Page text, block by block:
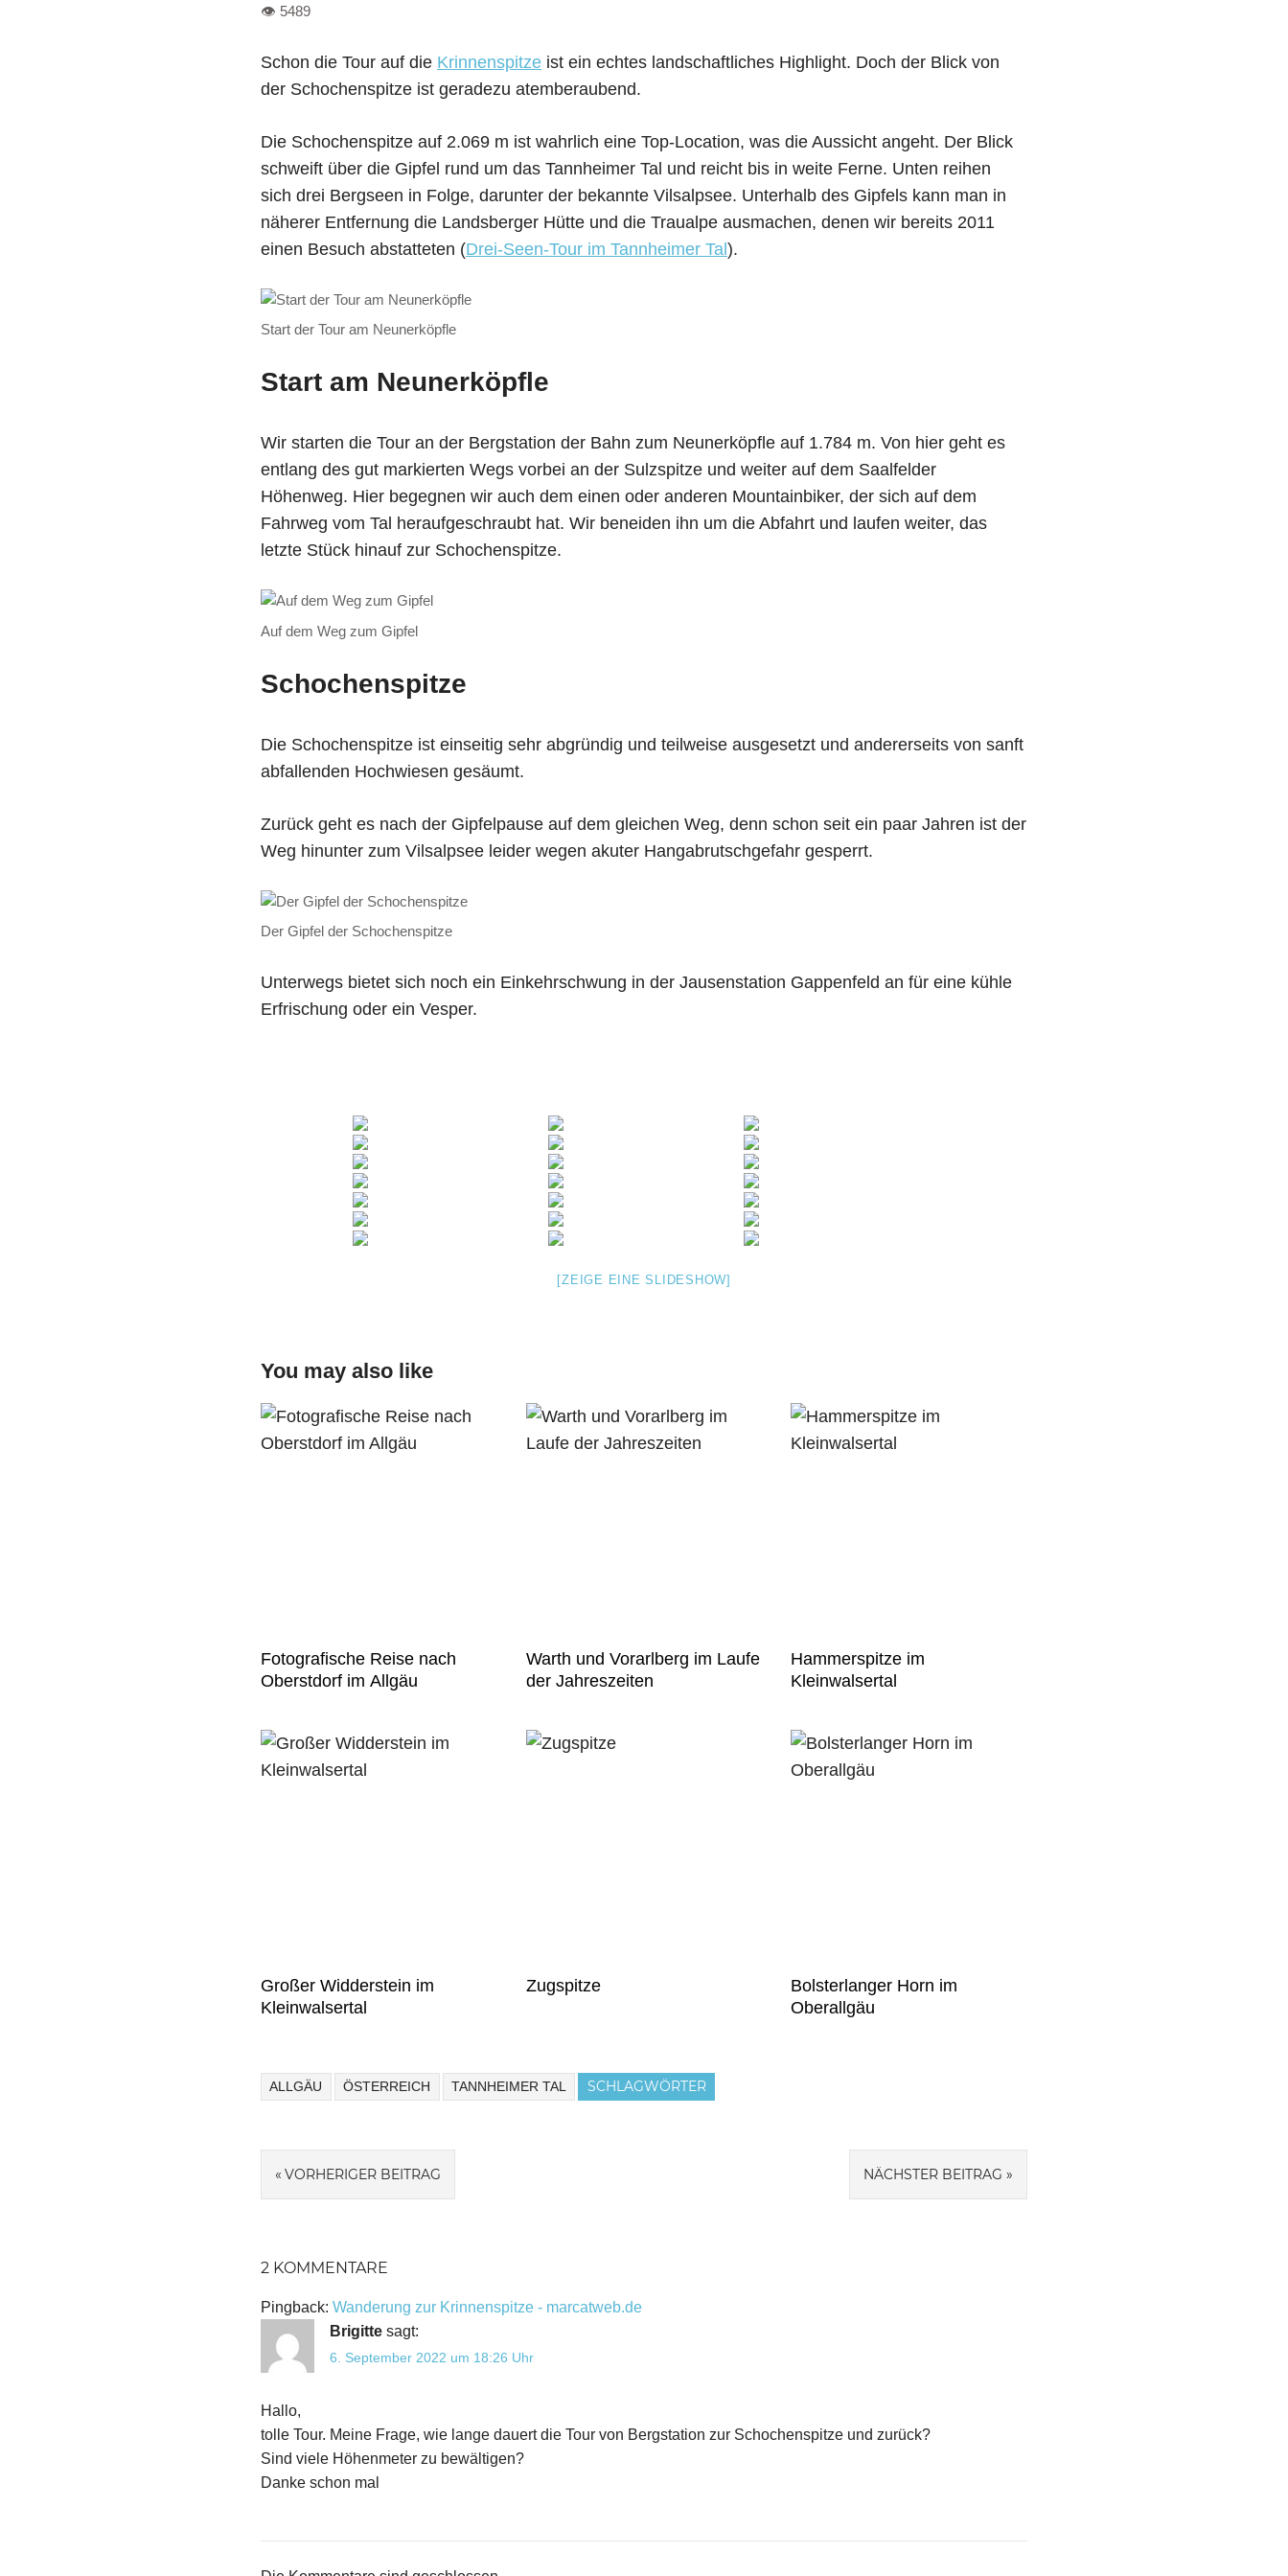
Schon die Tour auf die Krinnenspitze ist ein echtes landschaftliches Highlight. Doch der Blick von
der Schochenspitze ist geradezu atemberaubend.
Die Schochenspitze auf 2.069 m ist wahrlich eine Top-Location, was die Aussicht angeht. Der Blick
schweift über die Gipfel rund um das Tannheimer Tal und reicht bis in weite Ferne. Unten reihen
sich drei Bergseen in Folge, darunter der bekannte Vilsalpsee. Unterhalb des Gipfels kann man in
näherer Entfernung die Landsberger Hütte und die Traualpe ausmachen, denen wir bereits 2011
einen Besuch abstatteten (Drei-Seen-Tour im Tannheimer Tal).
Start der Tour am Neunerköpfle
Start am Neunerköpfle
Wir starten die Tour an der Bergstation der Bahn zum Neunerköpfle auf 1.784 m. Von hier geht es
entlang des gut markierten Wegs vorbei an der Sulzspitze und weiter auf dem Saalfelder
Höhenweg. Hier begegnen wir auch dem einen oder anderen Mountainbiker, der sich auf dem
Fahrweg vom Tal heraufgeschraubt hat. Wir beneiden ihn um die Abfahrt und laufen weiter, das
letzte Stück hinauf zur Schochenspitze.
Auf dem Weg zum Gipfel
Schochenspitze
Die Schochenspitze ist einseitig sehr abgründig und teilweise ausgesetzt und andererseits von sanft
abfallenden Hochwiesen gesäumt.
Zurück geht es nach der Gipfelpause auf dem gleichen Weg, denn schon seit ein paar Jahren ist der
Weg hinunter zum Vilsalpsee leider wegen akuter Hangabrutschgefahr gesperrt.
Der Gipfel der Schochenspitze
Unterwegs bietet sich noch ein Einkehrschwung in der Jausenstation Gappenfeld an für eine kühle
Erfrischung oder ein Vesper.
[ZEIGE EINE SLIDESHOW]
You may also like
Fotografische Reise nach
Oberstdorf im Allgäu
Warth und Vorarlberg im Laufe
der Jahreszeiten
Hammerspitze im
Kleinwalsertal
Großer Widderstein im
Kleinwalsertal
Zugspitze
Bolsterlanger Horn im
Oberallgäu
SCHLAGWÖRTER
ALLGÄU ÖSTERREICH TANNHEIMER TAL
Beitragsnavigation
VORHERIGER BEITRAG NÄCHSTER BEITRAG
2 KOMMENTARE
Pingback: Wanderung zur Krinnenspitze - marcatweb.de
Brigitte sagt:
6. September 2022 um 18:26 Uhr
Hallo,
tolle Tour. Meine Frage, wie lange dauert die Tour von Bergstation zur Schochenspitze und zurück?
Sind viele Höhenmeter zu bewältigen?
Danke schon mal